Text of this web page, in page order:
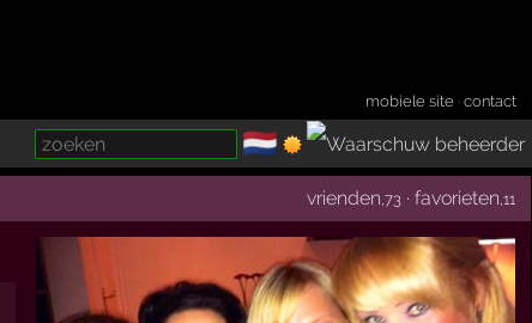
mobiele site ·contact
🇳🇱
vrienden ,73 ·favorieten ,11